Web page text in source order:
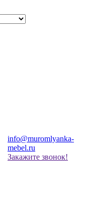
info@muromlyanka-
mebel.ru
Закажите звонок!